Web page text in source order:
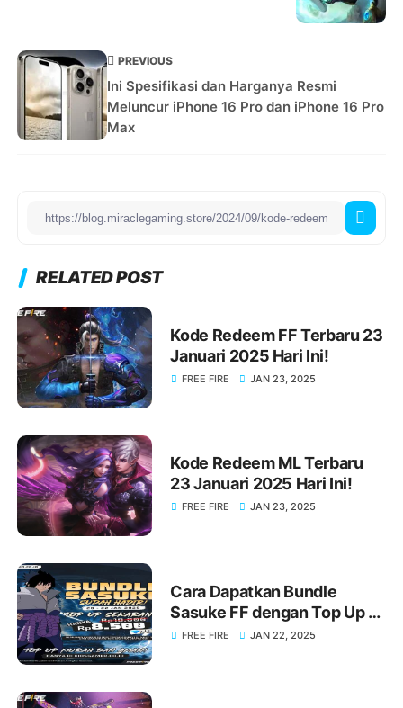
PREVIOUS
Ini Spesifikasi dan Harganya Resmi
Meluncur iPhone 16 Pro dan iPhone 16 Pro
Max
RELATED POST
Kode Redeem FF Terbaru 23
Januari 2025 Hari Ini!
FREE FIRE JAN 23, 2025
Kode Redeem ML Terbaru
23 Januari 2025 Hari Ini!
FREE FIRE JAN 23, 2025
Cara Dapatkan Bundle
Sasuke FF dengan Top Up di
KIOSGAMER Sekarang Juga!
FREE FIRE JAN 22, 2025